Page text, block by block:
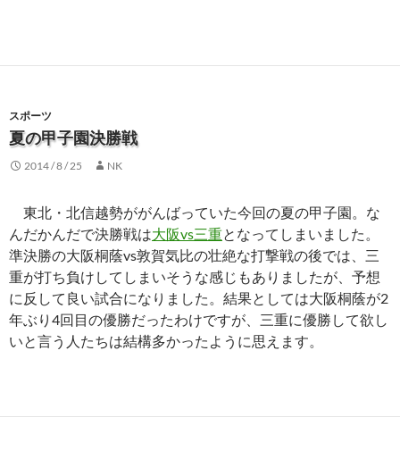
スポーツ
夏の甲子園決勝戦
2014 / 8 / 25 NK
東北・北信越勢ががんばっていた今回の夏の甲子園。な
んだかんだで決勝戦は大阪vs三重となってしまいました。
準決勝の大阪桐蔭vs敦賀気比の壮絶な打撃戦の後では、三
重が打ち負けしてしまいそうな感じもありましたが、予想
に反して良い試合になりました。結果としては大阪桐蔭が2
年ぶり4回目の優勝だったわけですが、三重に優勝して欲し
いと言う人たちは結構多かったように思えます。